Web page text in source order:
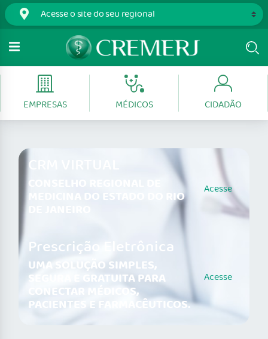
EMPRESAS MÉDICOS CIDADÃO
CRM VIRTUAL
CONSELHO REGIONAL DE
MEDICINA DO ESTADO DO RIO Acesse
Prescrição Eletrônica
UMA SOLUÇÃO SIMPLES,
SEGURA E GRATUITA PARA
CONECTAR MÉDICOS,
PACIENTES E FARMACÊUTICOS.
Acesse